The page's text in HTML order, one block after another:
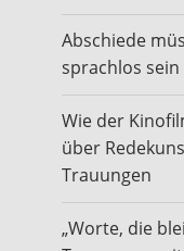
Abschiede
sprachlos
Wie der
über
Trauungen
„Worte, die